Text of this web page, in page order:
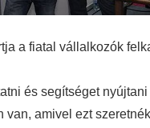
a fiatal vállalkozók
és segítséget
van, amivel ezt